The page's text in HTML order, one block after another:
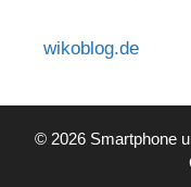
wikoblog.de
© 2026 Smartphone